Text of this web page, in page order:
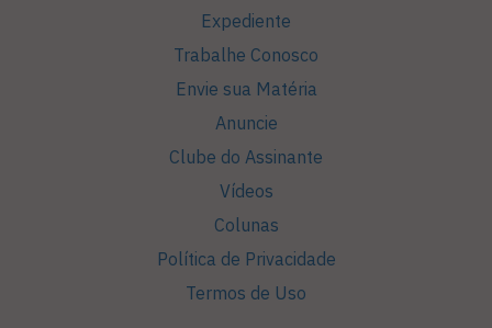
Expediente
Trabalhe Conosco
Envie sua Matéria
Anuncie
Clube do Assinante
Vídeos
Colunas
Política de Privacidade
Termos de Uso